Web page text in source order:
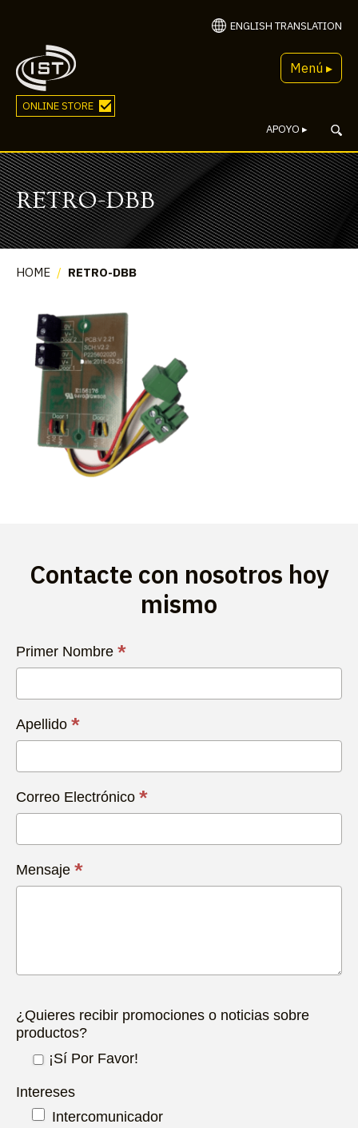
ENGLISH TRANSLATION
Menú ▸
ONLINE STORE
APOYO ▸
RETRO-DBB
HOME / RETRO-DBB
Contacte con nosotros hoy
mismo
Contacta
con
Hoy
Primer Nombre *
Apellido *
Correo Electrónico *
Mensaje *
¿Quieres recibir promociones o noticias sobre
productos?
¡Sí Por Favor!
Intereses
Intercomunicador